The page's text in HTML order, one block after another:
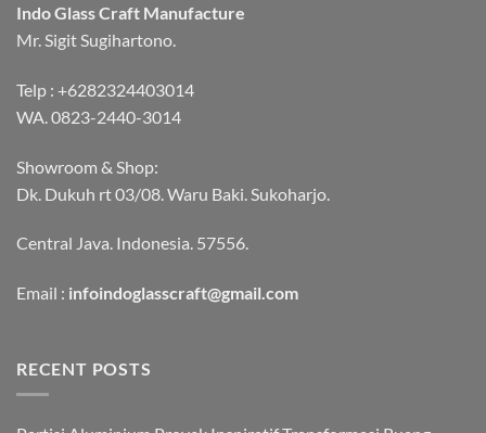
Indo Glass Craft Manufacture
Mr. Sigit Sugihartono.
Telp : +6282324403014
WA. 0823-2440-3014
Showroom & Shop:
Dk. Dukuh rt 03/08. Waru Baki. Sukoharjo.
Central Java. Indonesia. 57556.
Email : infoindoglasscraft@gmail.com
RECENT POSTS